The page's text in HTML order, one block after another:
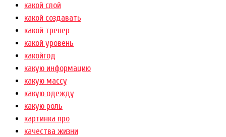
какой слой
какой создавать
какой тренер
какой уровень
какойгод
какую информацию
какую массу
какую одежду
какую роль
картинка про
качества жизни